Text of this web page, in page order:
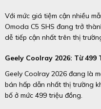
Với mức giá tiệm cận nhiều
Omoda C5 SHS đang trở
dễ tiếp cận nhất trên thị
Geely Coolray 2026: Từ 499
Geely Coolray 2026 đang là
bán hấp dẫn nhất thị trường
bố ở mức 499 triệu đồng.